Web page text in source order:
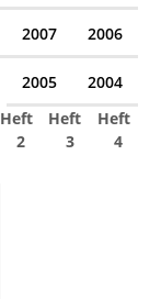
2007 2006
2005 2004
Heft
2
Heft
3
Heft
4